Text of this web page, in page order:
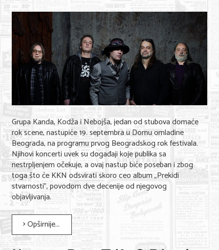
Grupa Kanda, Kodža i Nebojša, jedan od stubova domaće
rok scene, nastupiće 19. septembra u Domu omladine
Beograda, na programu prvog Beogradskog rok festivala.
Njihovi koncerti uvek su događaji koje publika sa
nestrpljenjem očekuje, a ovaj nastup biće poseban i zbog
toga što će KKN odsvirati skoro ceo album „Prekidi
stvarnosti", povodom dve decenije od njegovog
objavljivanja.
Opširnije...